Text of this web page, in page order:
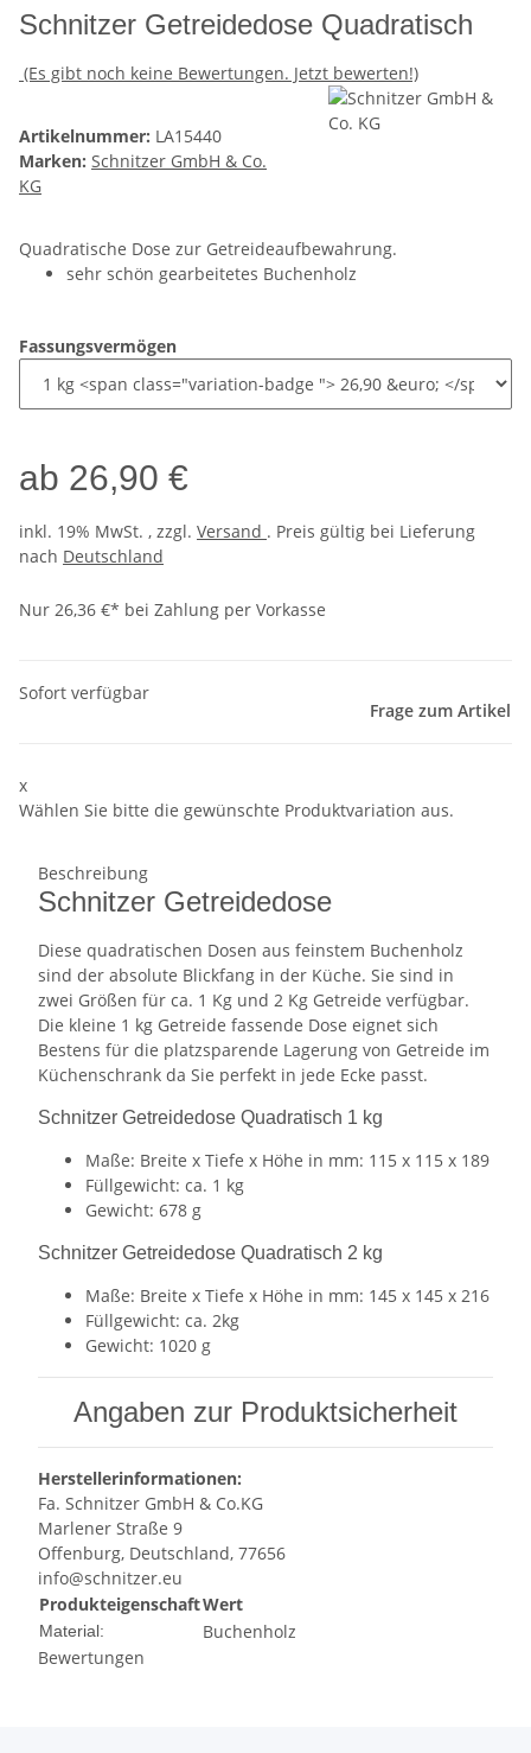
Schnitzer Getreidedose Quadratisch
(Es gibt noch keine Bewertungen. Jetzt bewerten!)
Artikelnummer: LA15440
Marken: Schnitzer GmbH & Co.
KG
Quadratische Dose zur Getreideaufbewahrung.
sehr schön gearbeitetes Buchenholz
Fassungsvermögen
ab 26,90 €
inkl. 19% MwSt. , zzgl. Versand . Preis gültig bei Lieferung
nach Deutschland
Nur 26,36 €* bei Zahlung per Vorkasse
Sofort verfügbar
Frage zum Artikel
x
Wählen Sie bitte die gewünschte Produktvariation aus.
Beschreibung
Schnitzer Getreidedose
Diese quadratischen Dosen aus feinstem Buchenholz
sind der absolute Blickfang in der Küche. Sie sind in
zwei Größen für ca. 1 Kg und 2 Kg Getreide verfügbar.
Die kleine 1 kg Getreide fassende Dose eignet sich
Bestens für die platzsparende Lagerung von Getreide im
Küchenschrank da Sie perfekt in jede Ecke passt.
Schnitzer Getreidedose Quadratisch 1 kg
Maße: Breite x Tiefe x Höhe in mm: 115 x 115 x 189
Füllgewicht: ca. 1 kg
Gewicht: 678 g
Schnitzer Getreidedose Quadratisch 2 kg
Maße: Breite x Tiefe x Höhe in mm: 145 x 145 x 216
Füllgewicht: ca. 2kg
Gewicht: 1020 g
Angaben zur Produktsicherheit
Herstellerinformationen:
Fa. Schnitzer GmbH & Co.KG
Marlener Straße 9
Offenburg, Deutschland, 77656
info@schnitzer.eu
ProdukteigenschaftWert
Material:
Buchenholz
Bewertungen